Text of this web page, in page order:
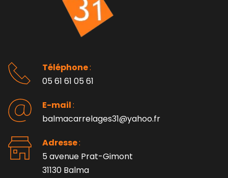
Téléphone :
05 61 61 05 61
E-mail :
balmacarrelages31@yahoo.fr
Adresse :
5 avenue Prat-Gimont
31130 Balma